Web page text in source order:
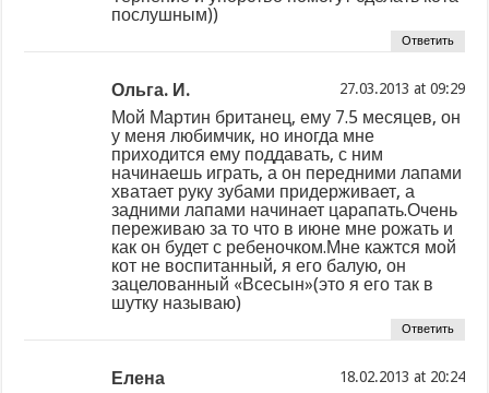
послушным))
Ответить
Ольга. И. at
Мой Мартин британец, ему 7.5 месяцев, он
у меня любимчик, но иногда мне
приходится ему поддавать, с ним
начинаешь играть, а он передними лапами
хватает руку зубами придерживает, а
задними лапами начинает царапать.Очень
переживаю за то что в июне мне рожать и
как он будет с ребеночком.Мне кажтся мой
кот не воспитанный, я его балую, он
зацелованный «Всесын»(это я его так в
шутку называю)
Ответить
Елена at